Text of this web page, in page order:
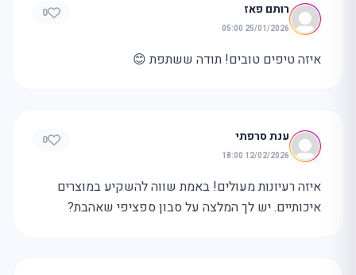
רותם פאז
25/01/2026 05:00
0
איזה טיפים טובים! תודה ששתפת 😊
ענת סרפתי
12/02/2026 18:00
0
איזה רעיונות מעולים! באמת שווה להשקיע במוצרים
איכותיים. יש לך המלצה על סבון ספציפי שאהבת?